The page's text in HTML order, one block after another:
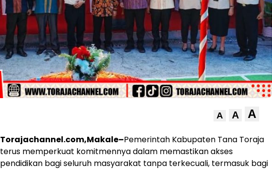
A A A
Torajachannel.com,Makale–Pemerintah Kabupaten Tana Toraja
terus memperkuat komitmennya dalam memastikan akses
pendidikan bagi seluruh masyarakat tanpa terkecuali, termasuk bagi